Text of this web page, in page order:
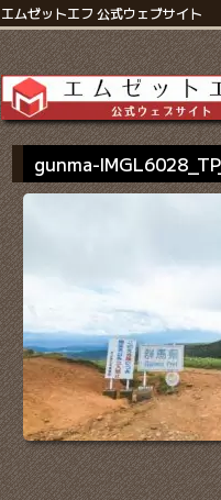
エムゼットエフ 公式ウェブサイト
gunma-